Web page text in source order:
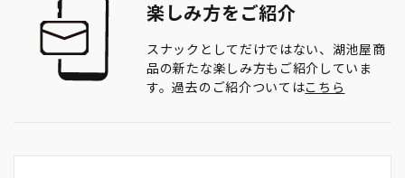
楽しみ方をご紹介
スナックとしてだけではない、湖池屋商
品の新たな楽しみ方もご紹介していま
す。過去のご紹介ついてはこちら